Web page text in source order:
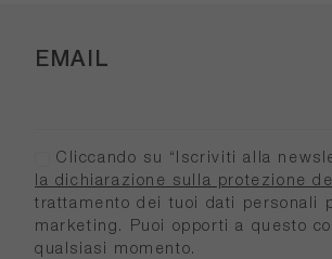
EMAIL
Cliccando su “Iscriviti alla
la dichiarazione sulla protezione
trattamento dei tuoi dati personali
marketing. Puoi opporti a questo
qualsiasi momento.